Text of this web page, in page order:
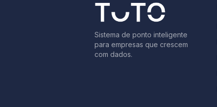
Sistema de ponto inteligente
para empresas que crescem
com dados.